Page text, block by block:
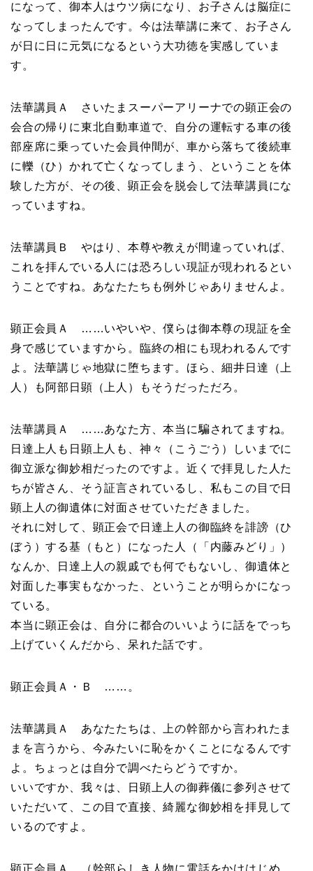
になって、御本人はウツ病になり、お子さんは脳症に
なってしまったんです。今は法華講に来て、お子さん
が日に日に元気になるという大功徳を実感していま
す。
法華講員Ａ さいたまスーパーアリーナでの顕正会の
会合の帰りに東北自動車道で、自分の運転する車の後
部座席に乗っていた会員仲間が、車から落ちて後続車
に轢（ひ）かれて亡くなってしまう、ということを体
験した方が、その後、顕正会を脱会して法華講員にな
っていますね。
法華講員Ｂ やはり、本尊や教えが間違っていれば、
これを拝んでいる人には恐ろしい現証が現われるとい
うことですね。あなたたちも例外じゃありませんよ。
顕正会員Ａ ……いやいや、僕らは御本尊の現証を全
身で感じていますから。臨終の相にも現われるんです
よ。法華講じゃ地獄に堕ちます。ほら、細井日達（上
人）も阿部日顕（上人）もそうだっただろ。
法華講員Ａ ……あなた方、本当に騙されてますね。
日達上人も日顕上人も、神々（こうごう）しいまでに
御立派な御妙相だったのですよ。近くで拝見した人た
ちが皆さん、そう証言されているし、私もこの目で日
顕上人の御遺体に対面させていただきました。
それに対して、顕正会で日達上人の御臨終を誹謗（ひ
ぼう）する基（もと）になった人（「内藤みどり」）
なんか、日達上人の親戚でも何でもないし、御遺体と
対面した事実もなかった、ということが明らかになっ
ている。
本当に顕正会は、自分に都合のいいように話をでっち
上げていくんだから、呆れた話です。
顕正会員Ａ・Ｂ ……。
法華講員Ａ あなたたちは、上の幹部から言われたま
まを言うから、今みたいに恥をかくことになるんです
よ。ちょっとは自分で調べたらどうですか。
いいですか、我々は、日顕上人の御葬儀に参列させて
いただいて、この目で直接、綺麗な御妙相を拝見して
いるのですよ。
顕正会員Ａ （幹部らしき人物に電話をかけはじめ、